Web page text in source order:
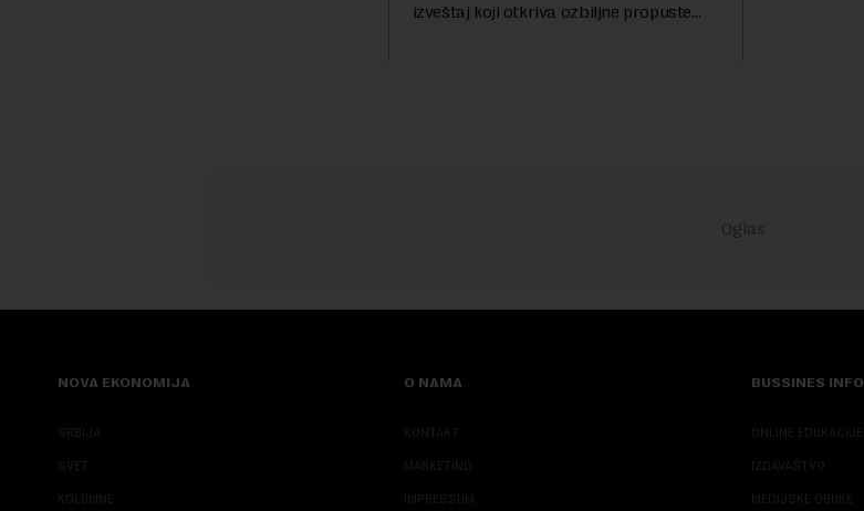
izveštaj koji otkriva ozbiljne propuste
NOVA EKONOMIJA
SRBIJA
SVET
KOLUMNE
O NAMA
KONTAKT
MARKETING
IMPRESSUM
BUSSINES
ONLINE EDUKACIJE
IZDAVAŠTVO
MEDIJSKE OBUKE